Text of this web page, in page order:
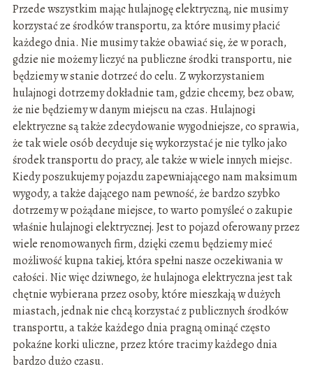
Przede wszystkim mając hulajnogę elektryczną, nie musimy
korzystać ze środków transportu, za które musimy płacić
każdego dnia. Nie musimy także obawiać się, że w porach,
gdzie nie możemy liczyć na publiczne środki transportu, nie
będziemy w stanie dotrzeć do celu. Z wykorzystaniem
hulajnogi dotrzemy dokładnie tam, gdzie chcemy, bez obaw,
że nie będziemy w danym miejscu na czas. Hulajnogi
elektryczne są także zdecydowanie wygodniejsze, co sprawia,
że tak wiele osób decyduje się wykorzystać je nie tylko jako
środek transportu do pracy, ale także w wiele innych miejsc.
Kiedy poszukujemy pojazdu zapewniającego nam maksimum
wygody, a także dającego nam pewność, że bardzo szybko
dotrzemy w pożądane miejsce, to warto pomyśleć o zakupie
właśnie hulajnogi elektrycznej. Jest to pojazd oferowany przez
wiele renomowanych firm, dzięki czemu będziemy mieć
możliwość kupna takiej, która spełni nasze oczekiwania w
całości. Nic więc dziwnego, że hulajnoga elektryczna jest tak
chętnie wybierana przez osoby, które mieszkają w dużych
miastach, jednak nie chcą korzystać z publicznych środków
transportu, a także każdego dnia pragną ominąć często
pokaźne korki uliczne, przez które tracimy każdego dnia
bardzo dużo czasu.